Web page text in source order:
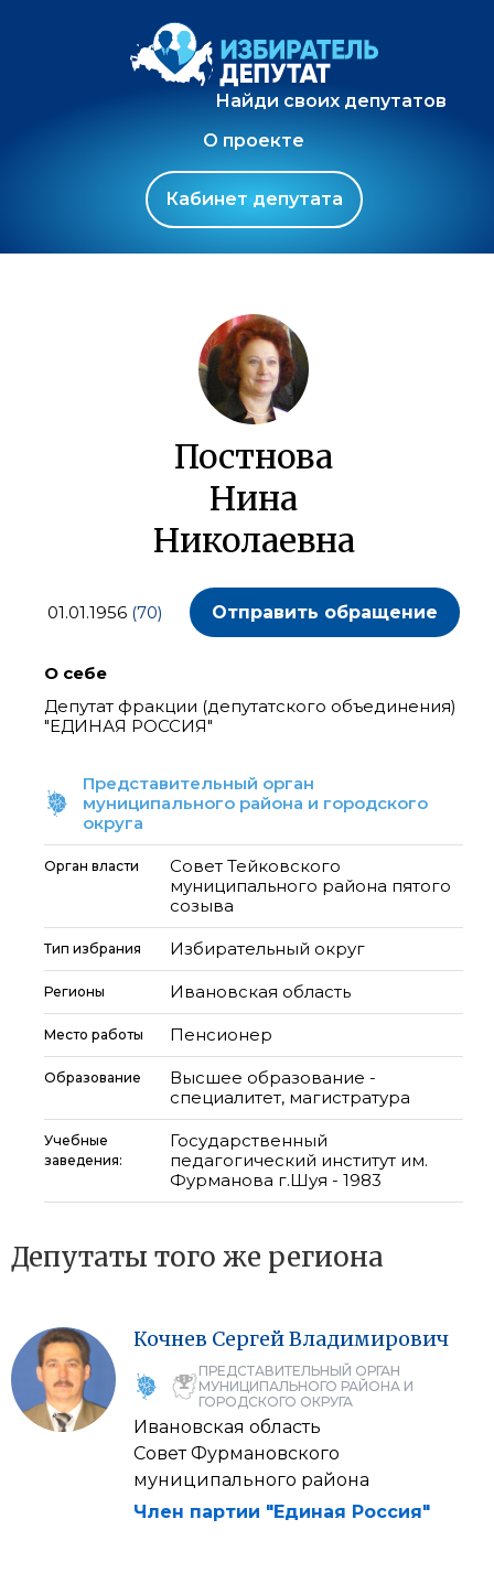
Найди своих депутатов
О проекте
Кабинет депутата
Постнова
Нина
Николаевна
01.01.1956 (70) Отправить обращение
О себе
Депутат фракции (депутатского объединения)
"ЕДИНАЯ РОССИЯ"
Представительный орган
муниципального района и городского
округа
Орган власти
Совет Тейковского
муниципального района пятого
созыва
Тип избрания Избирательный округ
Регионы Ивановская область
Место работы Пенсионер
Образование
Высшее образование -
специалитет, магистратура
Учебные
заведения:
Государственный
педагогический институт им.
Фурманова г.Шуя - 1983
Депутаты того же региона
Кочнев СергейВладимирович
ПРЕДСТАВИТЕЛЬНЫЙ ОРГАН
МУНИЦИПАЛЬНОГО РАЙОНА И
ГОРОДСКОГО ОКРУГА
Ивановская область
Совет Фурмановского
муниципального района
Член партии "Единая Россия"